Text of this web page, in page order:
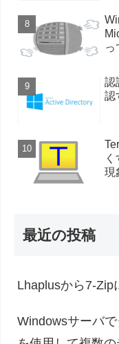
っ
認
認
現
最近の投稿
Lhaplusから7-Zip
Windowsサーバ